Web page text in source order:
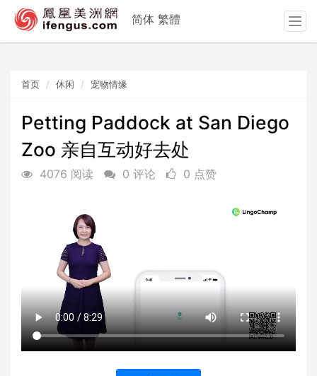
首页 休闲 宠物情缘
Petting Paddock at San Diego
Zoo 亲自互动好去处
4076 阅读 0 评论 0 点赞
简体 繁體
T
o